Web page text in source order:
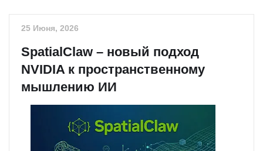
25 Июня, 2026
SpatialClaw – новый подход
NVIDIA к пространственному
мышлению ИИ